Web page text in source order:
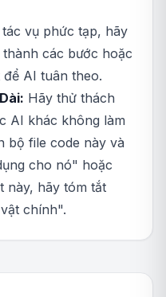
vụ phức tạp, hãy
các bước hoặc
AI tuân theo.
Hãy thử thách
AI khác không làm
bộ file code này và
cho nó" hoặc
này, hãy tóm tắt
chính".